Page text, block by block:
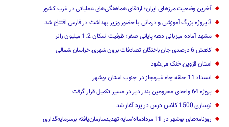
آخرین وضعیت مرزهای ایران؛ ارتقای هماهنگی‌های عملیاتی در غرب کشور
3 پروژه بزرگ آموزشی و درمانی با حضور وزیر بهداشت در فارس افتتاح شد
مشهد آماده میزبانی دهه پایانی صفر؛ ظرفیت اسکان 1.2 میلیون زائر
کاهش 6 درصدی جان‌باختگان تصادفات برون شهری خراسان شمالی
استان قزوین خنک‌ می‌شود
انسداد 11 حلقه چاه غیرمجاز در جنوب استان بوشهر
پروژه 64 واحدی محرومین بندر دیر در مسیر تکمیل قرار گرفت
نوسازی 1500 کلاس درس در یزد آغاز شد
روزنامه‌های بوشهر در 11 مردادماه/سایه تهدیدسازمان‌یافته برسرمایه‌گذاری